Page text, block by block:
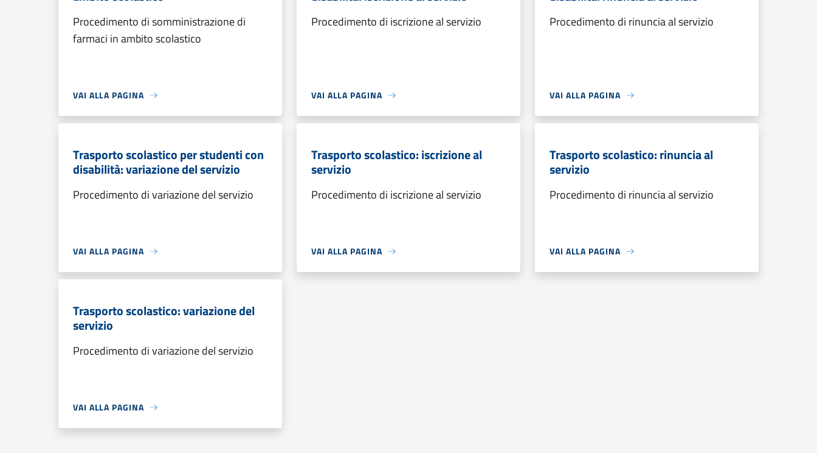
Procedimento di somministrazione di
farmaci in ambito scolastico
VAI ALLA PAGINA
Procedimento di iscrizione al servizio
VAI ALLA PAGINA
Procedimento di rinuncia al servizio
VAI ALLA PAGINA
Trasporto scolastico per studenti con
disabilità: variazione del servizio
Procedimento di variazione del servizio
VAI ALLA PAGINA
Trasporto scolastico: iscrizione al
servizio
Procedimento di iscrizione al servizio
VAI ALLA PAGINA
Trasporto scolastico: rinuncia al
servizio
Procedimento di rinuncia al servizio
VAI ALLA PAGINA
Trasporto scolastico: variazione del
servizio
Procedimento di variazione del servizio
VAI ALLA PAGINA